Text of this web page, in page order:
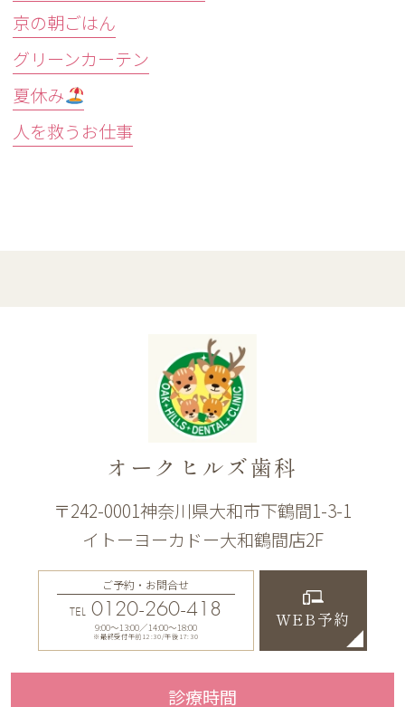
京の朝ごはん
グリーンカーテン
夏休み
人を救うお仕事
オークヒルズ歯科
〒242-0001神奈川県大和市下鶴間1-3-1
イトーヨーカドー大和鶴間店2F
ご予約・お問合せ
TEL 0120-260-418
9:00〜13:00／14:00〜18:00
※最終受付午前12:30/午後17:30
WEB予約
診療時間